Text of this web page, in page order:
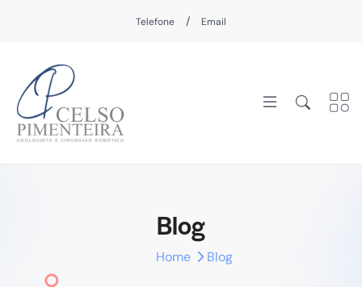
Telefone / Email
Blog
Home Blog